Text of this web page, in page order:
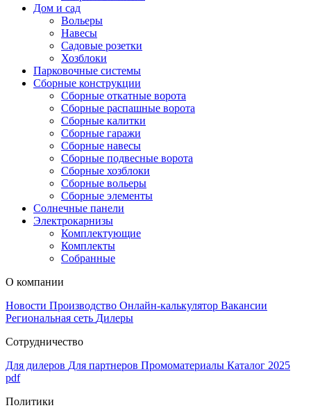
Дом и сад
Вольеры
Навесы
Садовые розетки
Хозблоки
Парковочные системы
Сборные конструкции
Сборные откатные ворота
Сборные распашные ворота
Сборные калитки
Сборные гаражи
Сборные навесы
Сборные подвесные ворота
Сборные хозблоки
Сборные вольеры
Сборные элементы
Солнечные панели
Электрокарнизы
Комплектующие
Комплекты
Собранные
О компании
Новости Производство Онлайн-калькулятор Вакансии
Региональная сеть Дилеры
Сотрудничество
Для дилеров Для партнеров Промоматериалы Каталог 2025
pdf
Политики